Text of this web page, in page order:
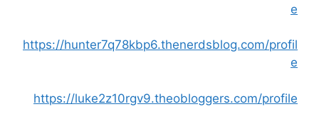
e
https://hunter7q78kbp6.thenerdsblog.com/profil
e
https://luke2z10rgv9.theobloggers.com/profile